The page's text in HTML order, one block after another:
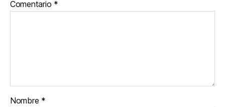
Comentario *
Nombre *